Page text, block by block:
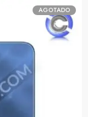
AGOTADO